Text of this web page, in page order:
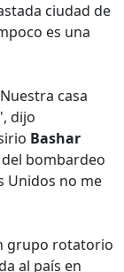
ciudad de
es una
casa
dijo
Bashar
bombardeo
Unidos no me
grupo rotatorio
al país en